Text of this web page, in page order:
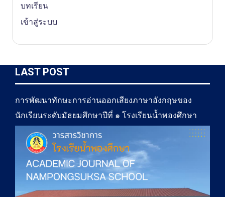
บทเรียน
เข้าสู่ระบบ
LAST POST
การพัฒนาทักษะการอ่านออกเสียงภาษาอังกฤษของ
นักเรียนระดับมัธยมศึกษาปีที่ ๑ โรงเรียนน้ำพองศึกษา